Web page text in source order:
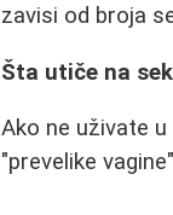
zavisi od broja
Šta utiče na
Ako ne uživate
"prevelike